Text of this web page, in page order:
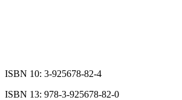
ISBN 10: 3-925678-82-4
ISBN 13: 978-3-925678-82-0